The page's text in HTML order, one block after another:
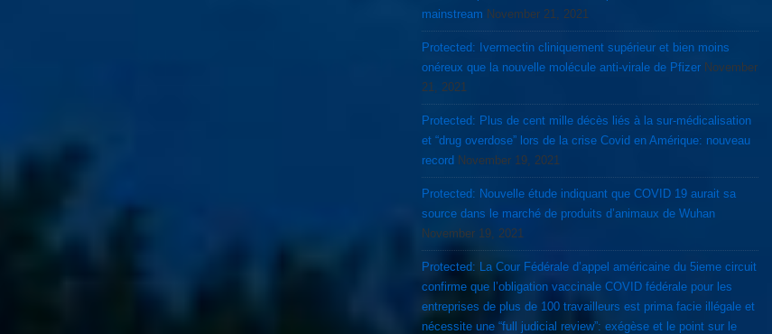
mainstream November 21, 2021
Protected: Ivermectin cliniquement supérieur et bien moins
onéreux que la nouvelle molécule anti-virale de Pfizer November
21, 2021
Protected: Plus de cent mille décès liés à la sur-médicalisation
et “drug overdose” lors de la crise Covid en Amérique: nouveau
record November 19, 2021
Protected: Nouvelle étude indiquant que COVID 19 aurait sa
source dans le marché de produits d’animaux de Wuhan
November 19, 2021
Protected: La Cour Fédérale d’appel américaine du 5ieme circuit
confirme que l’obligation vaccinale COVID fédérale pour les
entreprises de plus de 100 travailleurs est prima facie illégale et
nécessite une “full judicial review”: exégèse et le point sur le